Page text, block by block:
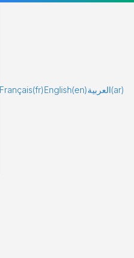
Français(fr) English(en)العربية(ar)